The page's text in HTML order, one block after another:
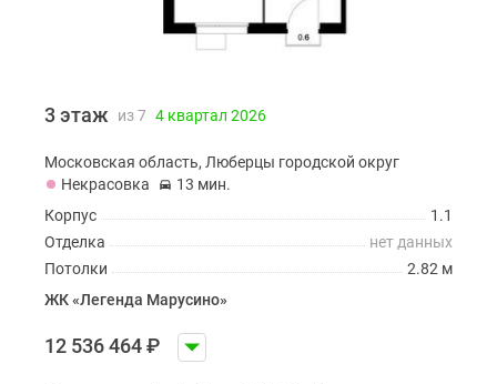
3 этаж из 7 4 квартал 2026
Московская область, Люберцы городской округ
Некрасовка
13 мин.
1.1
Корпус
нет данных
Отделка
2.82 м
Потолки
ЖК «Легенда Марусино»
12 536 464₽